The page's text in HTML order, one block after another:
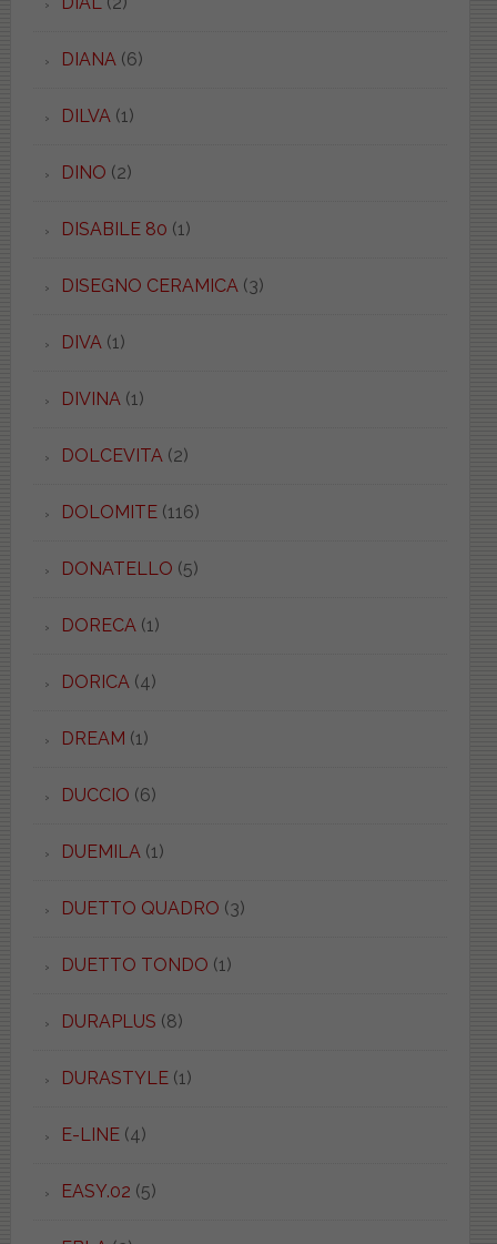
DIANA (6)
DILVA (1)
DINO (2)
DISABILE 80 (1)
DISEGNO CERAMICA (3)
DIVA (1)
DIVINA (1)
DOLCEVITA (2)
DOLOMITE(116)
DONATELLO (5)
DORECA (1)
DORICA (4)
DREAM (1)
DUCCIO (6)
DUEMILA (1)
DUETTO QUADRO (3)
DUETTO TONDO (1)
DURAPLUS (8)
DURASTYLE(1)
E-LINE(4)
EASY.02 (5)